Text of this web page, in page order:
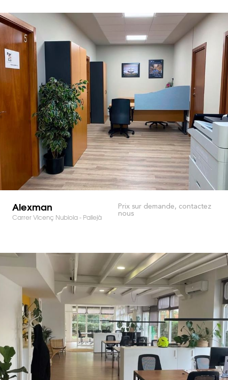
Alexman
Carrer Vicenç Nubiola - Pallejà
Prix sur demande, contactez
nous